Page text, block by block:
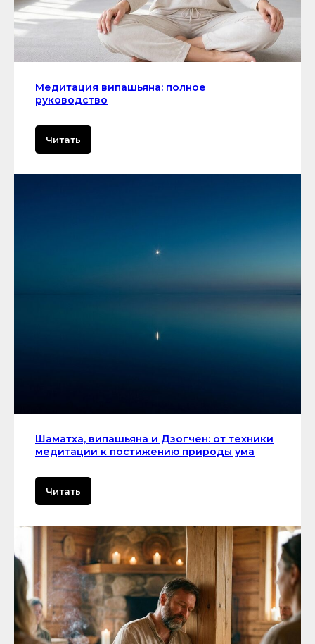
Медитация випашьяна: полное
руководство
Читать
Шаматха, випашьяна и Дзогчен: от техники
медитации к постижению природы ума
Читать